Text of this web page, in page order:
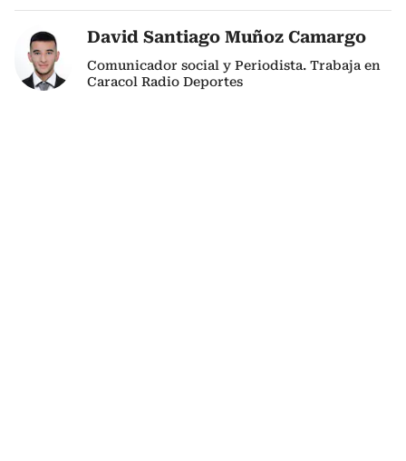
David Santiago Muñoz Camargo
Comunicador social y Periodista. Trabaja en
Caracol Radio Deportes